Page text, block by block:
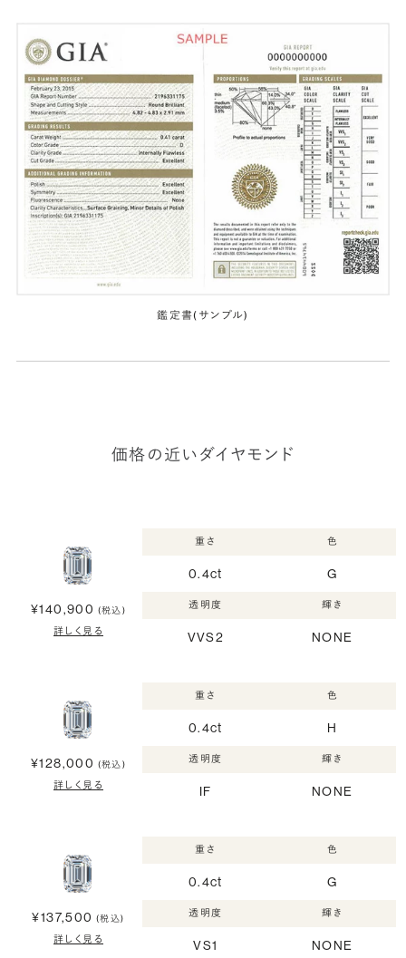
鑑定書(サンプル)
価格の近いダイヤモンド
¥140,900 (税込)
詳しく見る
重さ
0.4ct
色
G
透明度
VVS2
輝き
NONE
¥128,000 (税込)
詳しく見る
重さ
0.4ct
色
H
透明度
IF
輝き
NONE
¥137,500 (税込)
詳しく見る
重さ
0.4ct
色
G
透明度
VS1
輝き
NONE